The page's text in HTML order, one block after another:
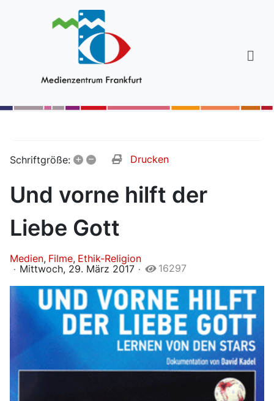
Schriftgröße: + – Drucken
Und vorne hilft der
Liebe Gott
Medien Filme Ethik-Religion
Mittwoch, 29. März 2017
16297